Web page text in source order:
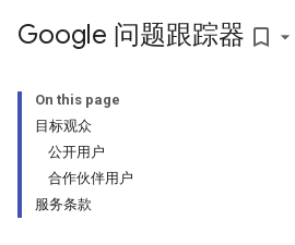
Google 问题跟踪器 bookmark_border
On this page
目标观众
公开用户
合作伙伴用户
服务条款